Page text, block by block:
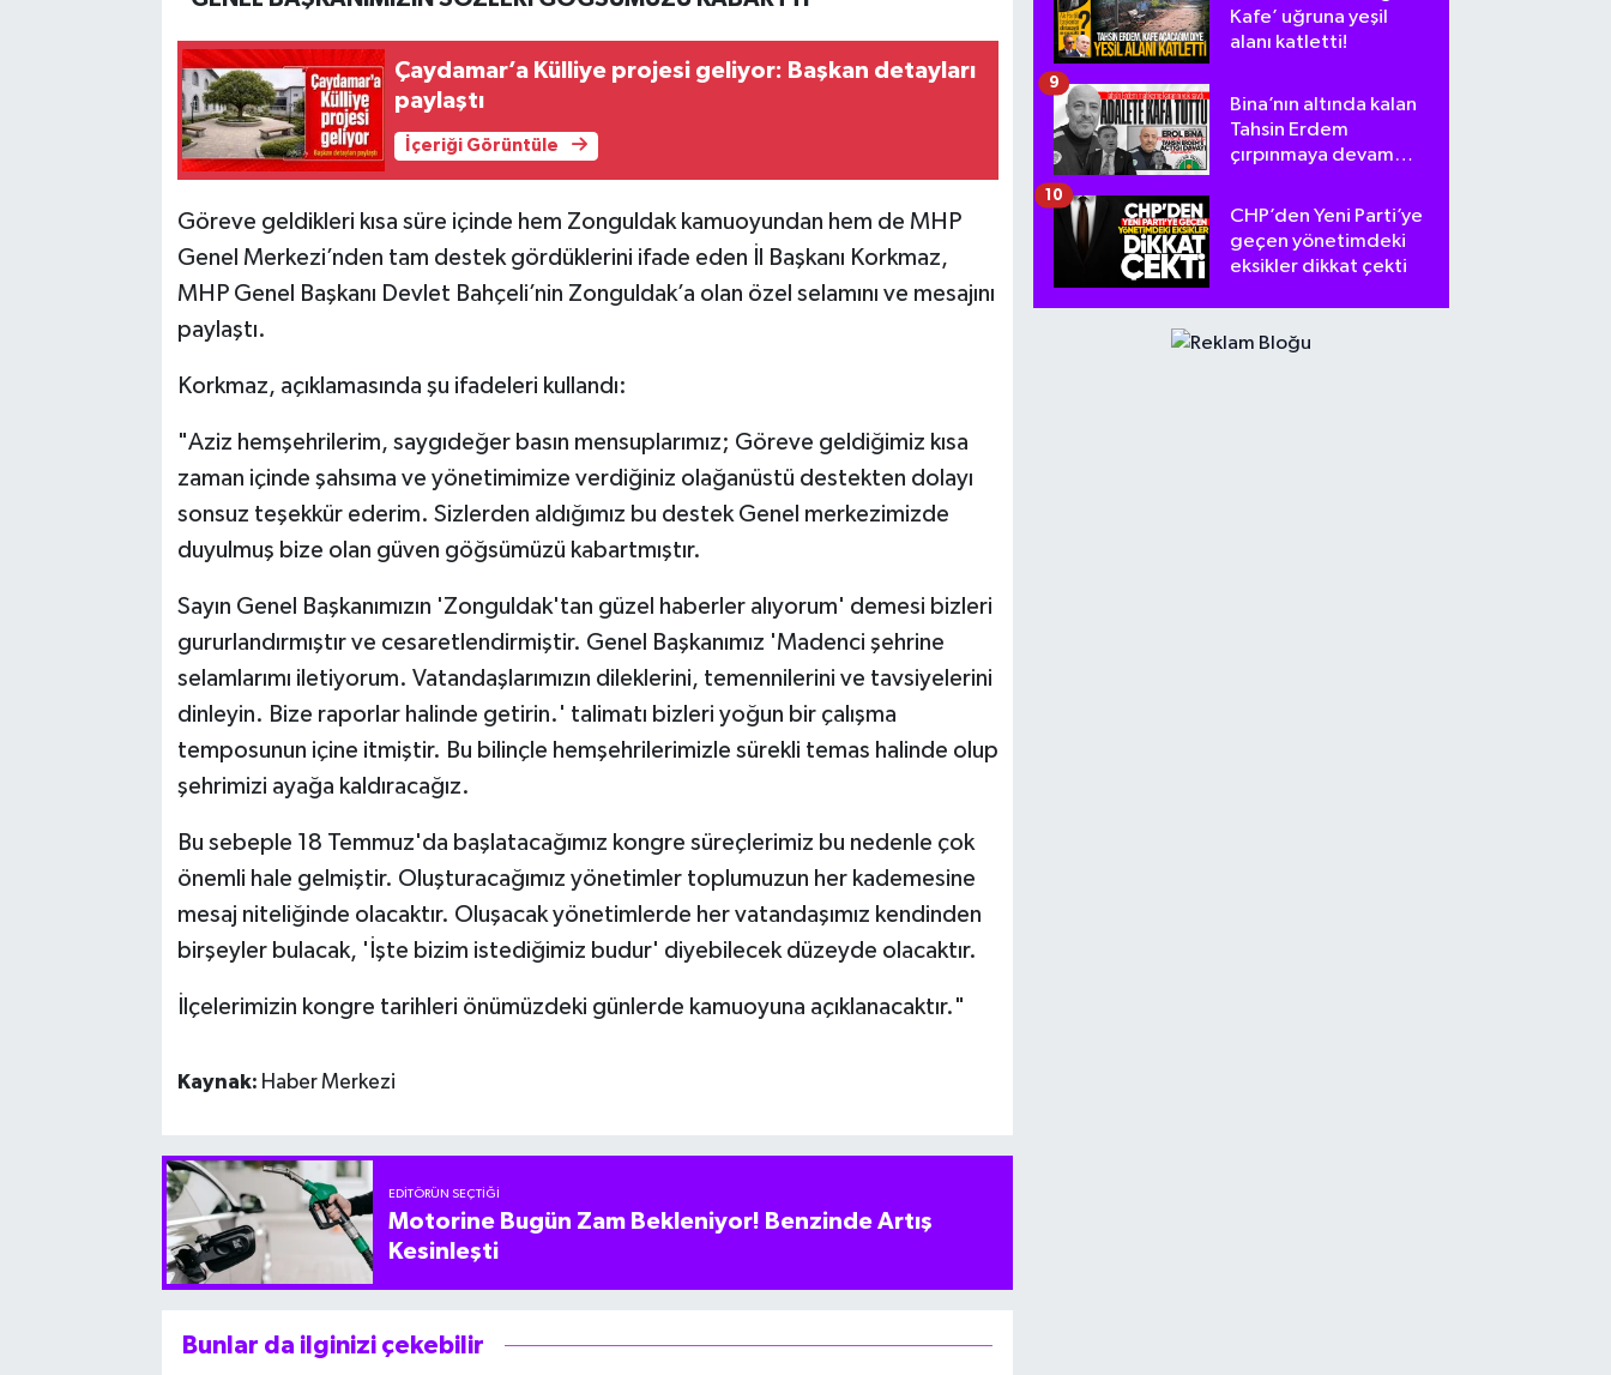
Çaydamar’a Külliye projesi geliyor: Başkan detayları
paylaştı
İçeriği Görüntüle
Göreve geldikleri kısa süre içinde hem Zonguldak kamuoyundan hem de MHP
Genel Merkezi’nden tam destek gördüklerini ifade eden İl Başkanı Korkmaz,
MHP Genel Başkanı Devlet Bahçeli’nin Zonguldak’a olan özel selamını ve mesajını
paylaştı.
Korkmaz, açıklamasında şu ifadeleri kullandı:
"Aziz hemşehrilerim, saygıdeğer basın mensuplarımız; Göreve geldiğimiz kısa
zaman içinde şahsıma ve yönetimimize verdiğiniz olağanüstü destekten dolayı
sonsuz teşekkür ederim. Sizlerden aldığımız bu destek Genel merkezimizde
duyulmuş bize olan güven göğsümüzü kabartmıştır.
Sayın Genel Başkanımızın 'Zonguldak'tan güzel haberler alıyorum' demesi bizleri
gururlandırmıştır ve cesaretlendirmiştir. Genel Başkanımız 'Madenci şehrine
selamlarımı iletiyorum. Vatandaşlarımızın dileklerini, temennilerini ve tavsiyelerini
dinleyin. Bize raporlar halinde getirin.' talimatı bizleri yoğun bir çalışma
temposunun içine itmiştir. Bu bilinçle hemşehrilerimizle sürekli temas halinde olup
şehrimizi ayağa kaldıracağız.
Bu sebeple 18 Temmuz'da başlatacağımız kongre süreçlerimiz bu nedenle çok
önemli hale gelmiştir. Oluşturacağımız yönetimler toplumuzun her kademesine
mesaj niteliğinde olacaktır. Oluşacak yönetimlerde her vatandaşımız kendinden
birşeyler bulacak, 'İşte bizim istediğimiz budur' diyebilecek düzeyde olacaktır.
İlçelerimizin kongre tarihleri önümüzdeki günlerde kamuoyuna açıklanacaktır."
Kaynak: Haber Merkezi
EDITÖRÜN SEÇTIĞI
Motorine Bugün Zam Bekleniyor! Benzinde Artış
Kesinleşti
Bunlar da ilginizi çekebilir
Kafe’ uğruna yeşil
alanı katletti!
Bina’nın altında kalan
Tahsin Erdem
çırpınmaya devam
9
CHP’den Yeni Parti’ye
geçen yönetimdeki
eksikler dikkat çekti
10